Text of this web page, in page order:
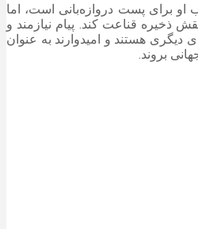
برای پست دروازه‌بانی است، اما
ذخیره قناعت کند. پیام نیازمند و
دیگری هستند و امیدوارند به عنوان
بروند.